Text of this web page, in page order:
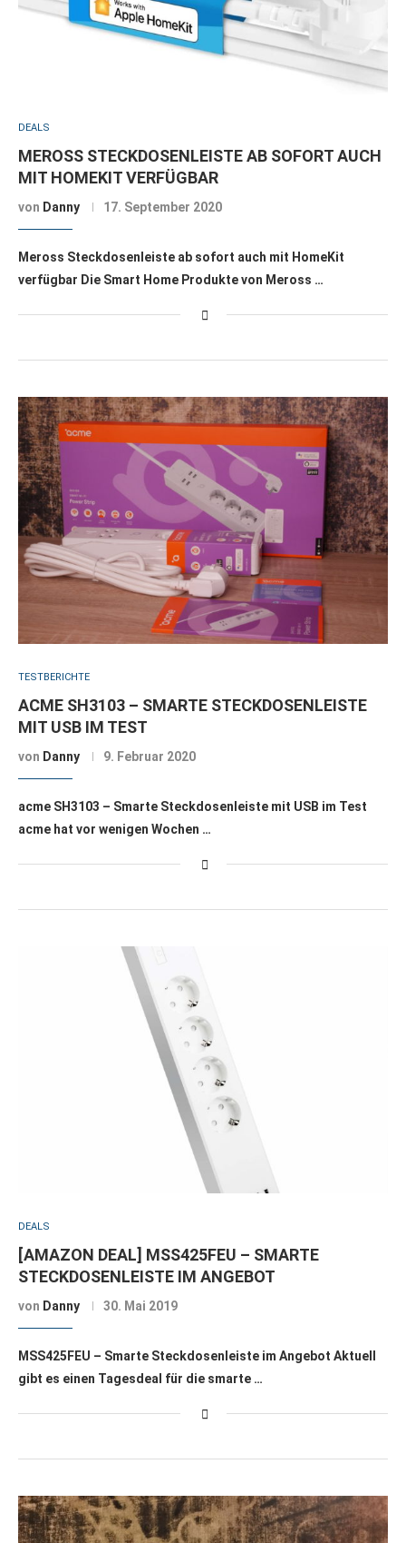
DEALS
MEROSS STECKDOSENLEISTE AB SOFORT AUCH
MIT HOMEKIT VERFÜGBAR
von Danny 17. September 2020
Meross Steckdosenleiste ab sofort auch mit HomeKit
verfügbar Die Smart Home Produkte von Meross …
TESTBERICHTE
ACME SH3103 – SMARTE STECKDOSENLEISTE
MIT USB IM TEST
von Danny 9. Februar 2020
acme SH3103 – Smarte Steckdosenleiste mit USB im Test
acme hat vor wenigen Wochen …
DEALS
[AMAZON DEAL] MSS425FEU – SMARTE
STECKDOSENLEISTE IM ANGEBOT
von Danny 30. Mai 2019
MSS425FEU – Smarte Steckdosenleiste im Angebot Aktuell
gibt es einen Tagesdeal für die smarte …